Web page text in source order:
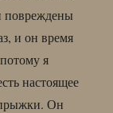
повреждены
и он время
я
настоящее
Он